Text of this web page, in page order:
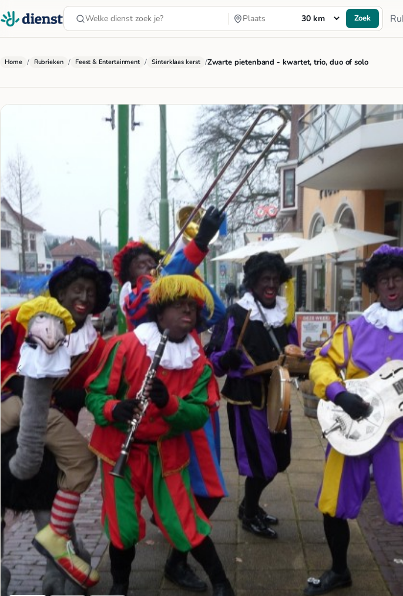
Zoek
Home / Rubrieken / Feest & Entertainment / Sinterklaas kerst /Zwarte pietenband - kwartet, trio, duo of solo